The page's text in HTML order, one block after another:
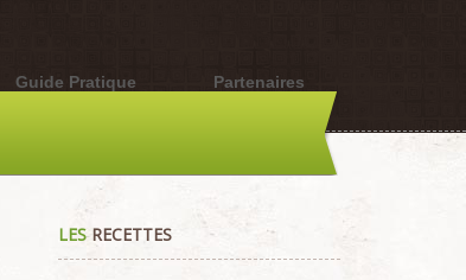
Guide Pratique Partenaires
LESRECETTES